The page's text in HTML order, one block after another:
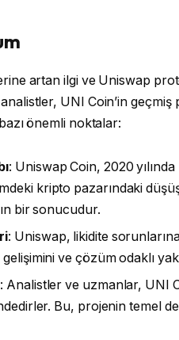
artan ilgi ve Uniswap
UNI Coin’in
önemli noktalar:
: Uniswap Coin, 2020
kripto pazarındaki
bir sonucudur.
: Uniswap, likidite
ve çözüm odaklı
: Analistler ve uzmanlar, UNI
Bu, projenin temel